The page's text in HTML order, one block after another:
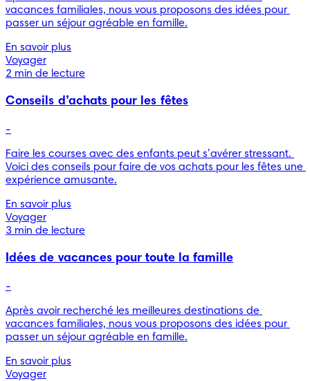
vacances familiales, nous vous proposons des idées pour
passer un séjour agréable en famille.
En savoir plus
Voyager
2 min de lecture
Conseils d’achats pour les fêtes
-
Faire les courses avec des enfants peut s’avérer stressant.
Voici des conseils pour faire de vos achats pour les fêtes une
expérience amusante.
En savoir plus
Voyager
3 min de lecture
Idées de vacances pour toute la famille
-
Après avoir recherché les meilleures destinations de
vacances familiales, nous vous proposons des idées pour
passer un séjour agréable en famille.
En savoir plus
Voyager